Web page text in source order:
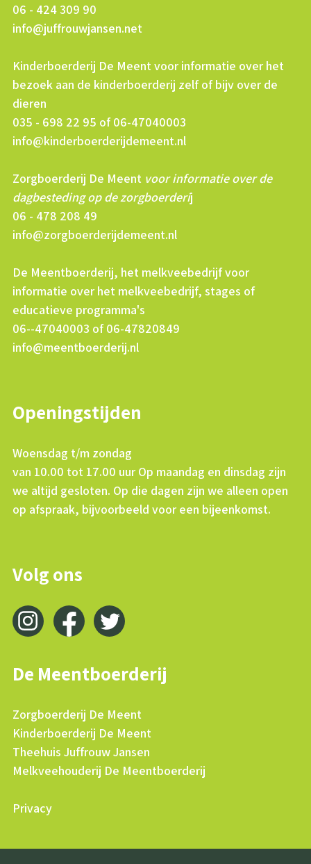
06 - 424 309 90
info@juffrouwjansen.net
Kinderboerderij De Meent voor informatie over het
bezoek aan de kinderboerderij zelf of bijv over de
dieren
035 - 698 22 95 of 06-47040003
info@kinderboerderijdemeent.nl
Zorgboerderij De Meent voor informatie over de
dagbesteding op de zorgboerderij
06 - 478 208 49
info@zorgboerderijdemeent.nl
De Meentboerderij, het melkveebedrijf voor
informatie over het melkveebedrijf, stages of
educatieve programma's
06--47040003 of 06-47820849
info@meentboerderij.nl
Openingstijden
Woensdag t/m zondag
van 10.00 tot 17.00 uur Op maandag en dinsdag zijn
we altijd gesloten. Op die dagen zijn we alleen open
op afspraak, bijvoorbeeld voor een bijeenkomst.
Volg ons
De Meentboerderij
Zorgboerderij De Meent
Kinderboerderij De Meent
Theehuis Juffrouw Jansen
Melkveehouderij De Meentboerderij
Privacy